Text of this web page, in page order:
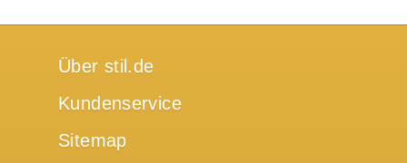
Über stil.de
Kundenservice
Sitemap